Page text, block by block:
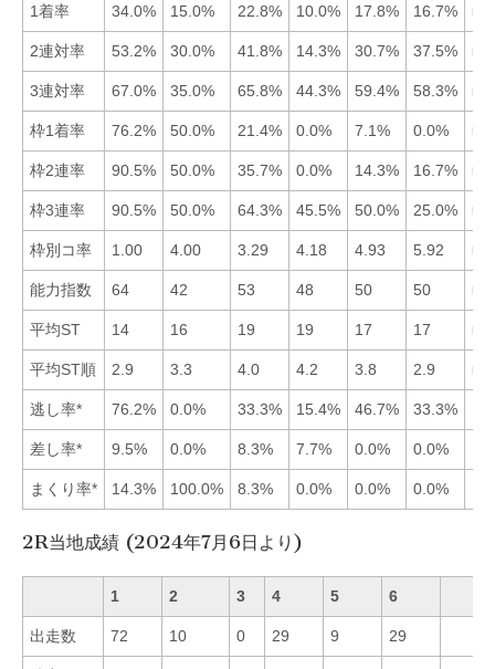
1着率 34.0% 15.0% 22.8% 10.0% 17.8% 16.7%
2連対率 53.2% 30.0% 41.8% 14.3% 30.7% 37.5%
3連対率 67.0% 35.0% 65.8% 44.3% 59.4% 58.3%
枠1着率 76.2% 50.0% 21.4% 0.0% 7.1% 0.0%
枠2連率 90.5% 50.0% 35.7% 0.0% 14.3% 16.7%
枠3連率 90.5% 50.0% 64.3% 45.5% 50.0% 25.0%
枠別コ率 1.00 4.00 3.29 4.18 4.93 5.92
能力指数 64 42 53 48 50 50
平均ST 14 16 19 19 17 17
平均ST順 2.9 3.3 4.0 4.2 3.8 2.9
逃し率* 76.2% 0.0% 33.3% 15.4% 46.7% 33.3%
差し率* 9.5% 0.0% 8.3% 7.7% 0.0% 0.0%
まくり率* 14.3% 100.0% 8.3% 0.0% 0.0% 0.0%
2R当地成績 (2024年7月6日より)
1 2 3 4 5 6
出走数 72 10 0 29 9 29